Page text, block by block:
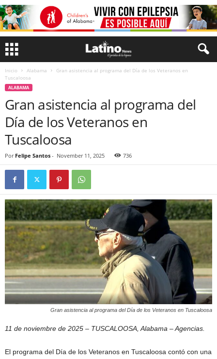
Inicio Alabama
Gran asistencia al programa del Día de los Veteranos en
Tuscaloosa
ALABAMA
Gran asistencia al programa del
Día de los Veteranos en
Tuscaloosa
Por Felipe Santos - November 11, 2025 736
Gran asistencia al programa del Día de los Veteranos en Tuscaloosa
11 de noviembre de 2025 – TUSCALOOSA, Alabama – Agencias.
El programa del Día de los Veteranos en Tuscaloosa contó con una